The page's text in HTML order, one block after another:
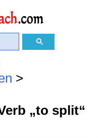
>
„to split“